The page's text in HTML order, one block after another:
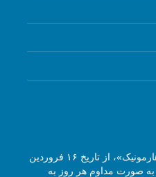
مجله آنلاین موسیقی «گفتگوی هارمونیک»، از تاریخ ۱۶ فروردین
به صورت مداوم هر روز به